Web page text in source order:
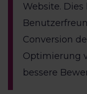
Website.
Conversion
Optimierung
bessere